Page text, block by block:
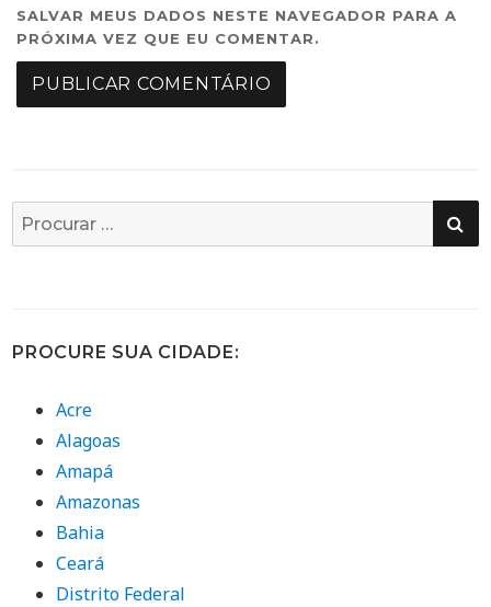
SALVAR MEUS DADOS NESTE NAVEGADOR PARA A
PRÓXIMA VEZ QUE EU COMENTAR.
Busca
por:
PROCURE SUA CIDADE:
Acre
Alagoas
Amapá
Amazonas
Bahia
Ceará
Distrito Federal